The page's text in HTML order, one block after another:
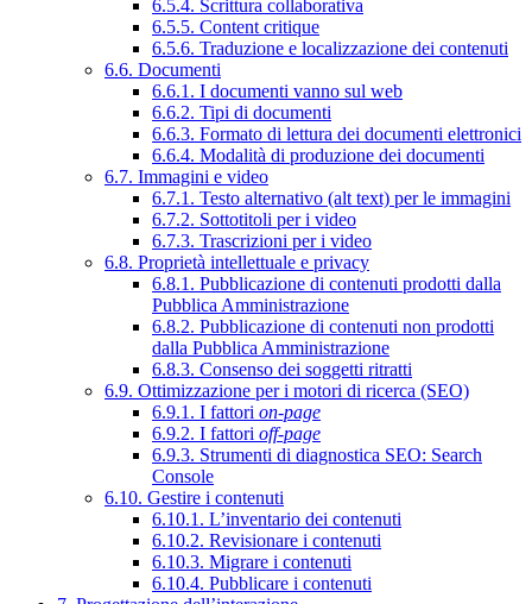
6.5.4. Scrittura collaborativa
6.5.5. Content critique
6.5.6. Traduzione e localizzazione dei contenuti
6.6. Documenti
6.6.1. I documenti vanno sul web
6.6.2. Tipi di documenti
6.6.3. Formato di lettura dei documenti elettronici
6.6.4. Modalità di produzione dei documenti
6.7. Immagini e video
6.7.1. Testo alternativo (alt text) per le immagini
6.7.2. Sottotitoli per i video
6.7.3. Trascrizioni per i video
6.8. Proprietà intellettuale e privacy
6.8.1. Pubblicazione di contenuti prodotti dalla
Pubblica Amministrazione
6.8.2. Pubblicazione di contenuti non prodotti
dalla Pubblica Amministrazione
6.8.3. Consenso dei soggetti ritratti
6.9. Ottimizzazione per i motori di ricerca (SEO)
6.9.1. I fattori on-page
6.9.2. I fattori off-page
6.9.3. Strumenti di diagnostica SEO: Search
Console
6.10. Gestire i contenuti
6.10.1. L’inventario dei contenuti
6.10.2. Revisionare i contenuti
6.10.3. Migrare i contenuti
6.10.4. Pubblicare i contenuti